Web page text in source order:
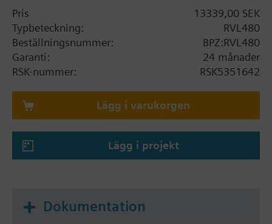
Värmegrupper med fjärrvärmeanslutning
Anläggningar med flera värmegrupper samt
värmekälla Typ av värmesystem: Radiator-,
konvektor-, golv-, tak- och strålvärmesystem
Pris
13339,00 SEK
Typbeteckning:
RVL480
Beställningsnummer:
BPZ:RVL480
Garanti:
24 månader
RSK-nummer:
RSK5351642
Lägg i varukorgen
Lägg i projekt
Dokumentation